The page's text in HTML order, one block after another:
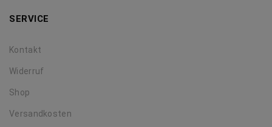
SERVICE
Kontakt
Widerruf
Shop
Versandkosten